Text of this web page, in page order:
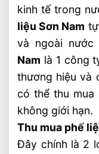
kinh tế trong
liệu Sơn Nam
và ngoài nước
Nam là 1 công
thương hiệu và
có thể thu mua
không giới hạn.
Thu mua phế
Đây chính là 2